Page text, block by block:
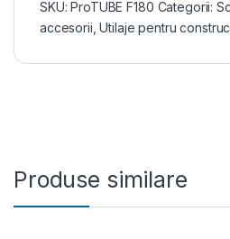
SKU:ProTUBE F180 Categorii:
accesorii ,Utilaje pentru
Produse similare